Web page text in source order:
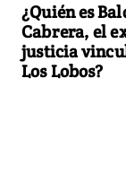
¿Quién es
Cabrera, el
justicia
Los Lobos?